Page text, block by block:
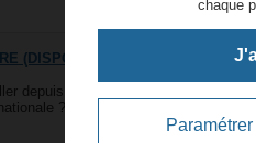
chaque
(DISPONIBLE À
depuis chez toi, à ton rythme, avec
? Tu es motivé(e), dynamique,